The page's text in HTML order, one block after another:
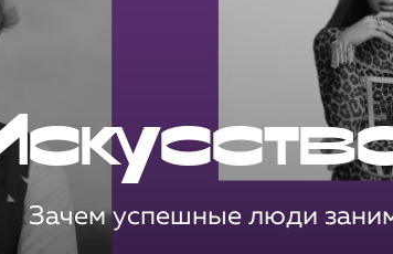
Зачем успешные люди